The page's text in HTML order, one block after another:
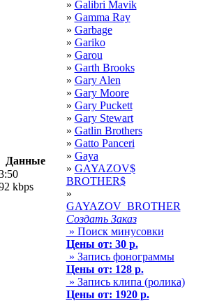
Данные
kbps
» Galibri Mavik
» Gamma Ray
» Garbage
» Gariko
» Garou
» Garth Brooks
» Gary Alen
» Gary Moore
» Gary Puckett
» Gary Stewart
» Gatlin Brothers
» Gatto Panceri
» Gaya
» GAYAZOV$
BROTHER$
»
GAYAZOV_BROTHER
Создать Заказ
» Поиск минусовки
Цены от: 30 р.
» Запись фонограммы
Цены от: 128 р.
» Запись клипа (ролика)
Цены от: 1920 р.